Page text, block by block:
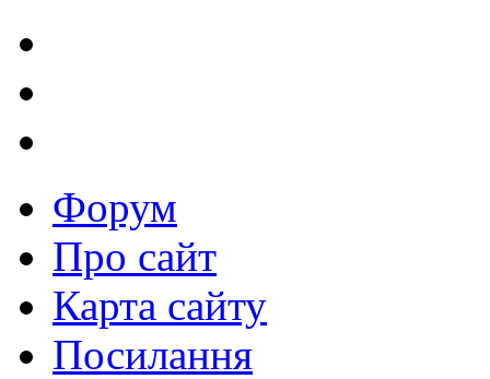
Форум
Про сайт
Карта сайту
Посилання